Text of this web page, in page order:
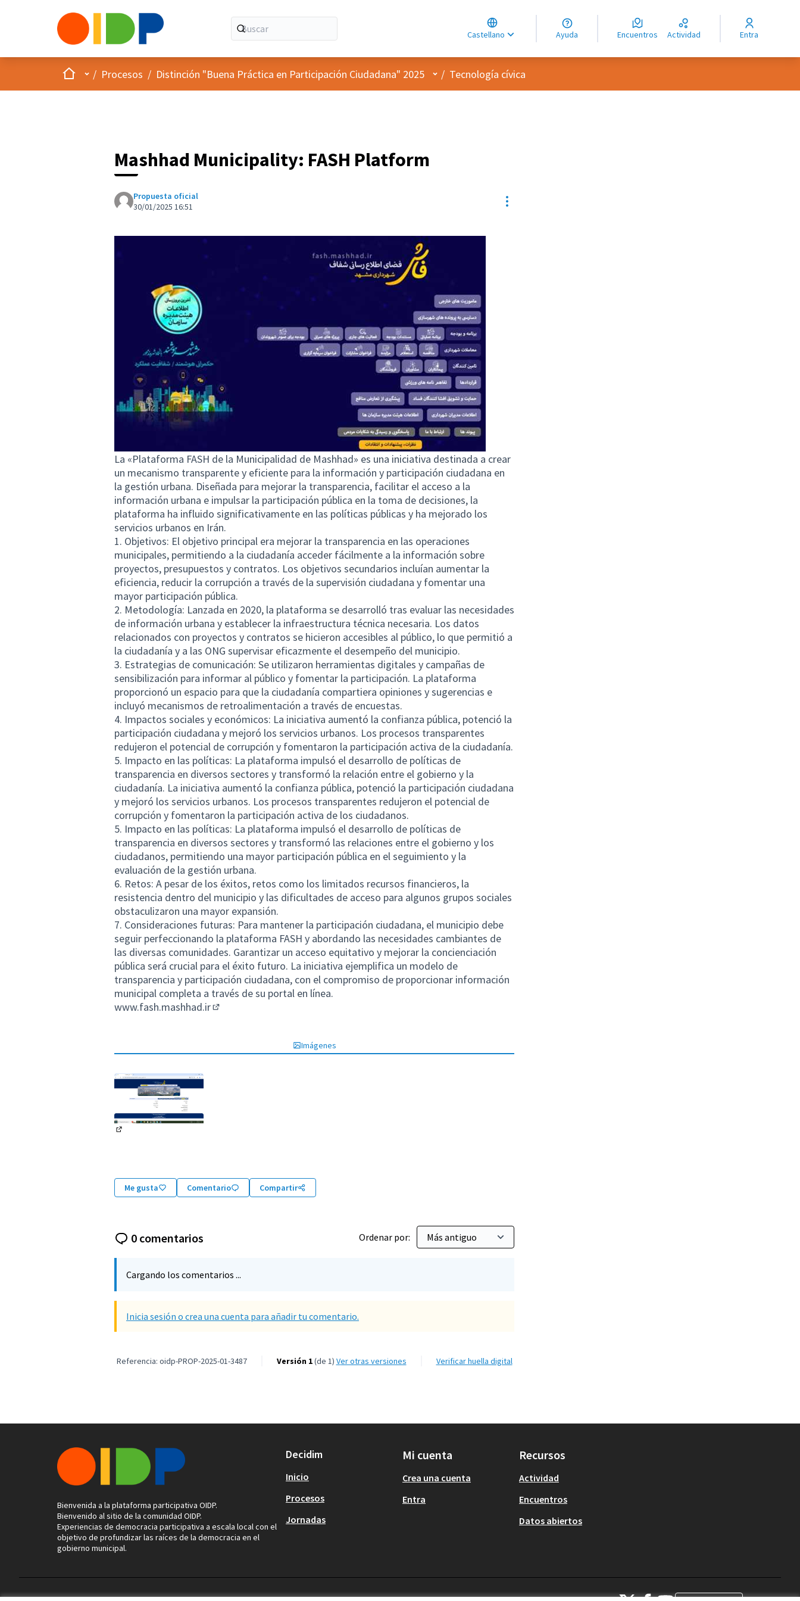
Castellano
Choose language
Choisir la langue
Elegir el idioma
Ayuda Encuentros Actividad Entra
InicioMenú principal
/ Procesos / Distinción "Buena Práctica en Participación Ciudadana" 2025 Menú de usuario
/ Tecnología cívica
Mashhad Municipality: FASH Platform
Propuesta oficial
30/01/2025 16:51
Controles de recursos
La «Plataforma FASH de la Municipalidad de Mashhad» es una iniciativa destinada a crear
un mecanismo transparente y eficiente para la información y participación ciudadana en
la gestión urbana. Diseñada para mejorar la transparencia, facilitar el acceso a la
información urbana e impulsar la participación pública en la toma de decisiones, la
plataforma ha influido significativamente en las políticas públicas y ha mejorado los
servicios urbanos en Irán.
1. Objetivos: El objetivo principal era mejorar la transparencia en las operaciones
municipales, permitiendo a la ciudadanía acceder fácilmente a la información sobre
proyectos, presupuestos y contratos. Los objetivos secundarios incluían aumentar la
eficiencia, reducir la corrupción a través de la supervisión ciudadana y fomentar una
mayor participación pública.
2. Metodología: Lanzada en 2020, la plataforma se desarrolló tras evaluar las necesidades
de información urbana y establecer la infraestructura técnica necesaria. Los datos
relacionados con proyectos y contratos se hicieron accesibles al público, lo que permitió a
la ciudadanía y a las ONG supervisar eficazmente el desempeño del municipio.
3. Estrategias de comunicación: Se utilizaron herramientas digitales y campañas de
sensibilización para informar al público y fomentar la participación. La plataforma
proporcionó un espacio para que la ciudadanía compartiera opiniones y sugerencias e
incluyó mecanismos de retroalimentación a través de encuestas.
4. Impactos sociales y económicos: La iniciativa aumentó la confianza pública, potenció la
participación ciudadana y mejoró los servicios urbanos. Los procesos transparentes
redujeron el potencial de corrupción y fomentaron la participación activa de la ciudadanía.
5. Impacto en las políticas: La plataforma impulsó el desarrollo de políticas de
transparencia en diversos sectores y transformó la relación entre el gobierno y la
ciudadanía. La iniciativa aumentó la confianza pública, potenció la participación ciudadana
y mejoró los servicios urbanos. Los procesos transparentes redujeron el potencial de
corrupción y fomentaron la participación activa de los ciudadanos.
5. Impacto en las políticas: La plataforma impulsó el desarrollo de políticas de
transparencia en diversos sectores y transformó las relaciones entre el gobierno y los
ciudadanos, permitiendo una mayor participación pública en el seguimiento y la
evaluación de la gestión urbana.
6. Retos: A pesar de los éxitos, retos como los limitados recursos financieros, la
resistencia dentro del municipio y las dificultades de acceso para algunos grupos sociales
obstaculizaron una mayor expansión.
7. Consideraciones futuras: Para mantener la participación ciudadana, el municipio debe
seguir perfeccionando la plataforma FASH y abordando las necesidades cambiantes de
las diversas comunidades. Garantizar un acceso equitativo y mejorar la concienciación
pública será crucial para el éxito futuro. La iniciativa ejemplifica un modelo de
transparencia y participación ciudadana, con el compromiso de proporcionar información
municipal completa a través de su portal en línea.
www.fash.mashhad.ir
Imágenes
Me gusta Comentario Compartir
0 comentarios Ordenar por:
Cargando los comentarios ...
Inicia sesión o crea una cuenta para añadir tu comentario.
Referencia: oidp-PROP-2025-01-3487 Versión 1(de 1) ver otras versiones Verificar huella digital
Bienvenida a la plataforma participativa OIDP.
Bienvenido al sitio de la comunidad OIDP.
Experiencias de democracia participativa a escala local con el
objetivo de profundizar las raíces de la democracia en el
gobierno municipal.
Decidim
Inicio
Procesos
Jornadas
Mi cuenta
Crea una cuenta
Entra
Recursos
Actividad
Encuentros
Datos abiertos
OIDP en XOIDP en Facebook
OIDP en YouTube